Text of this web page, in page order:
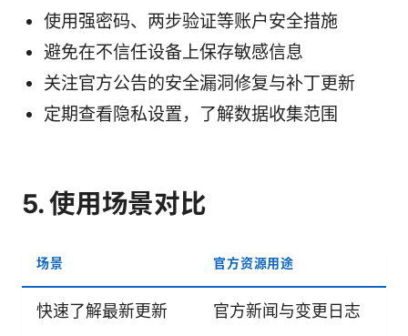
使用强密码、两步验证等账户安全措施
避免在不信任设备上保存敏感信息
关注官方公告的安全漏洞修复与补丁更新
定期查看隐私设置，了解数据收集范围
5. 使用场景对比
场景 官方资源用途
快速了解最新更新 官方新闻与变更日志